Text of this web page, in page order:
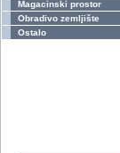
Magacinski prostor
Obradivo zemljište
Ostalo